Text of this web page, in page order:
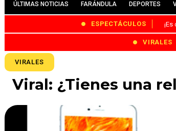
ÚLTIMAS NOTICIAS FARÁNDULA DEPORTES
ESPECTÁCULOS
VIRALES
VIRALES
Viral: ¿Tienes una